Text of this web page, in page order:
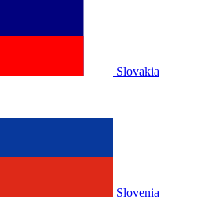
Slovakia
Slovenia